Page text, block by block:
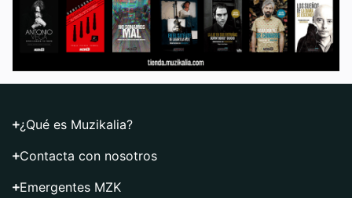
¿Qué es Muzikalia?
Contacta con nosotros
Emergentes MZK